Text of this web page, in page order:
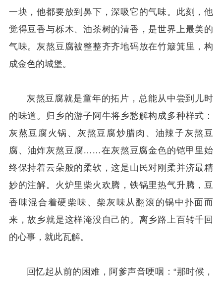
一块，他都要放到鼻下，深吸它的气味。此刻，他
觉得豆香与栎木、油茶树的清香，是世界上最美的
气味。灰熬豆腐被整整齐齐地码放在竹簸箕里，构
成金色的城堡。
灰熬豆腐就是童年的拓片，总能从中尝到儿时
的味道。归乡的游子阿牛将乡愁解构成多种样式：
灰熬豆腐火锅、灰熬豆腐炒腊肉、油辣子灰熬豆
腐、油炸灰熬豆腐……在灰熬豆腐金色的铠甲里始
终保持着云朵般的柔软，这是山民对刚柔并济最精
妙的注解。火炉里柴火欢腾，铁锅里热气升腾，豆
香味混合着硬柴味、柴灰味从翻滚的锅中扑面而
来，故乡就是这样淹没自己的。离乡路上百转千回
的心事，就此瓦解。
回忆起从前的困难，阿爹声音哽咽：“那时候，